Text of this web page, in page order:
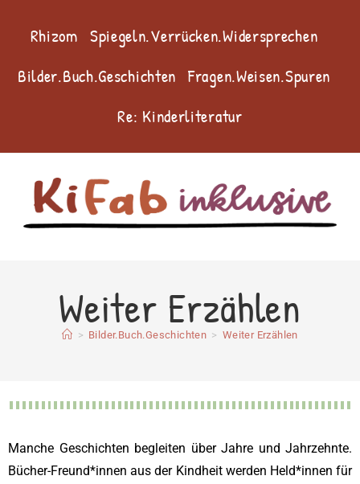
Rhizom Spiegeln.Verrücken.Widersprechen
Bilder.Buch.Geschichten Fragen.Weisen.Spuren
Re: Kinderliteratur
Weiter Erzählen
> Bilder.Buch.Geschichten > Weiter Erzählen
Manche Geschichten begleiten über Jahre und Jahrzehnte.
Bücher-Freund*innen aus der Kindheit werden Held*innen für